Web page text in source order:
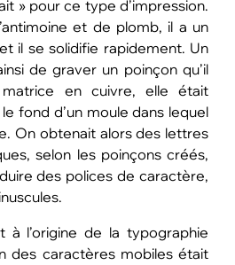
» pour ce type d’impression.
et de plomb, il a un
il se solidifie rapidement. Un
de graver un poinçon qu’il
en cuivre, elle était
fond d’un moule dans lequel
On obtenait alors des lettres
selon les poinçons créés,
des polices de caractère,
à l’origine de la typographie
des caractères mobiles était